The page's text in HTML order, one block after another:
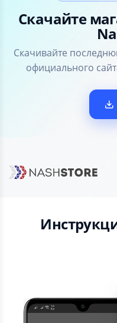
Скачайте
Скачивайте
официального